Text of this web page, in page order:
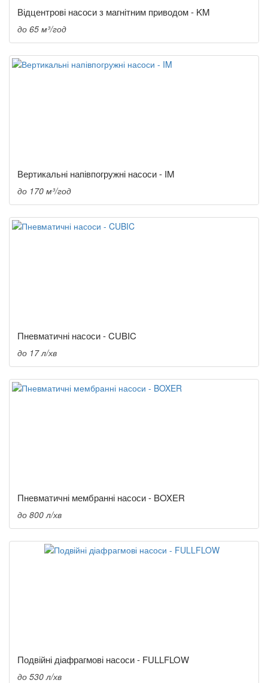
Відцентрові насоси з магнітним приводом - KM
до 65 м³/год
Вертикальні напівпогружні насоси - IM
до 170 м³/год
Пневматичні насоси - CUBIC
до 17 л/хв
Пневматичні мембранні насоси - BOXER
до 800 л/хв
Подвійні діафрагмові насоси - FULLFLOW
до 530 л/хв